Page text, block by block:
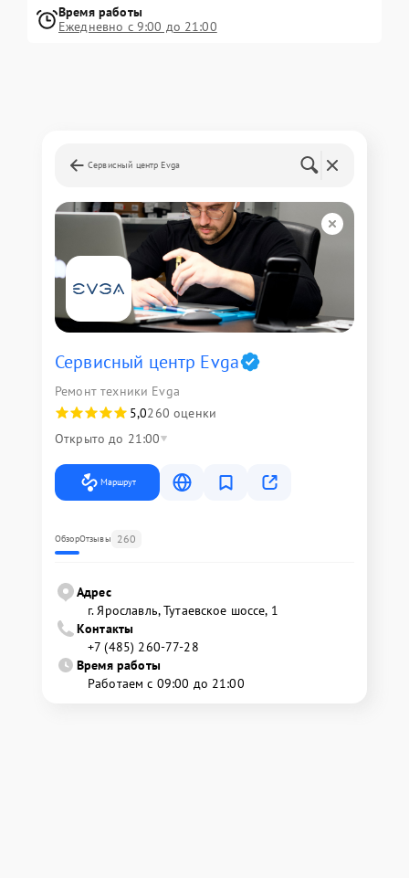
Время работы
Ежедневно с 9:00 до 21:00
Сервисный центр Evga
Сервисный центр Evga
Ремонт техники Evga
5,0260 оценки
Открыто до 21:00
Маршрут
ОбзорОтзывы 260
Адрес
г. Ярославль, Тутаевское шоссе, 1
Контакты
+7 (485) 260-77-28
Время работы
Работаем с 09:00 до 21:00